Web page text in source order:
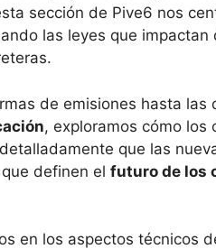
sección de Pive6 nos
las leyes que
de emisiones hasta las
, exploramos cómo los
que las
definen el futuro de los
en los aspectos técnicos